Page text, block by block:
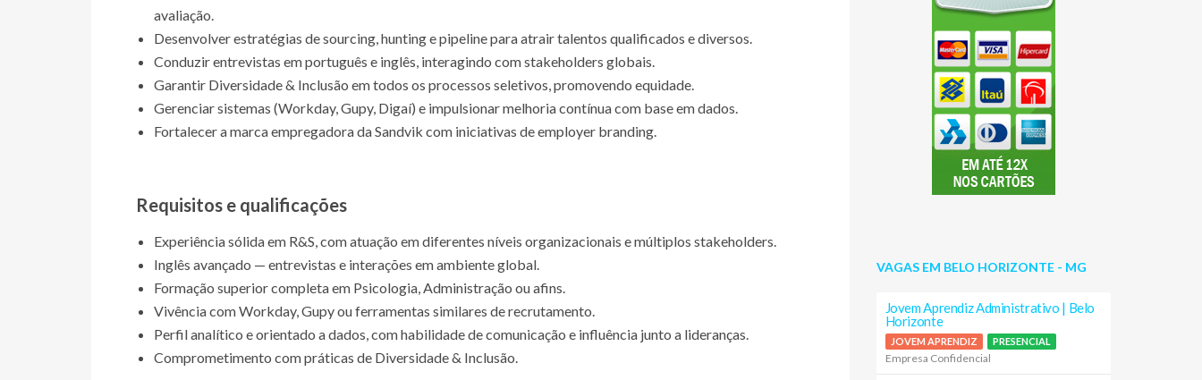
avaliação.
Desenvolver estratégias de sourcing, hunting e pipeline para atrair talentos qualificados e diversos.
Conduzir entrevistas em português e inglês, interagindo com stakeholders globais.
Garantir Diversidade & Inclusão em todos os processos seletivos, promovendo equidade.
Gerenciar sistemas (Workday, Gupy, Digaí) e impulsionar melhoria contínua com base em dados.
Fortalecer a marca empregadora da Sandvik com iniciativas de employer branding.
Requisitos e qualificações
Experiência sólida em R&S, com atuação em diferentes níveis organizacionais e múltiplos stakeholders.
Inglês avançado — entrevistas e interações em ambiente global.
Formação superior completa em Psicologia, Administração ou afins.
Vivência com Workday, Gupy ou ferramentas similares de recrutamento.
Perfil analítico e orientado a dados, com habilidade de comunicação e influência junto a lideranças.
Comprometimento com práticas de Diversidade & Inclusão.
VAGAS EM BELO HORIZONTE - MG
Jovem Aprendiz Administrativo | Belo
Horizonte
JOVEM APRENDIZ PRESENCIAL
Empresa Confidencial